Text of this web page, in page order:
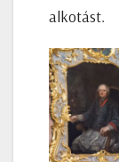
alkotást.